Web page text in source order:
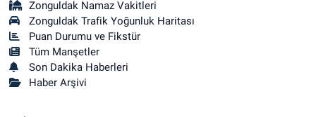
Zonguldak Namaz Vakitleri
Zonguldak Trafik Yoğunluk Haritası
Puan Durumu ve Fikstür
Tüm Manşetler
Son Dakika Haberleri
Haber Arşivi